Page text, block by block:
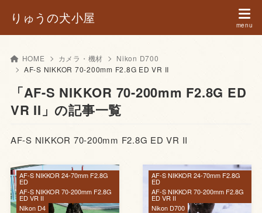
りゅうの犬小屋
HOME カメラ・機材
Nikon D700
AF-S NIKKOR 70-200mm F2.8G ED VR II
「AF-S NIKKOR 70-200mm F2.8G ED
VR II」の記事一覧
AF-S NIKKOR 70-200mm F2.8G ED VR II
AF-S NIKKOR 24-70mm F2.8G
ED
AF-S NIKKOR 70-200mm F2.8G
ED VR II
Nikon D4
AF-S NIKKOR 24-70mm F2.8G
ED
AF-S NIKKOR 70-200mm F2.8G
ED VR II
Nikon D700